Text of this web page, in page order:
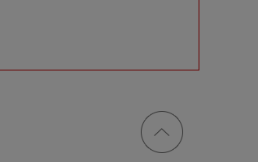
ページ
トップ